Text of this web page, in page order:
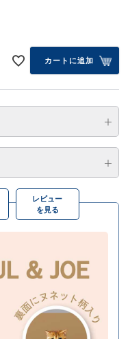
カートに追加
レビュー
を見る